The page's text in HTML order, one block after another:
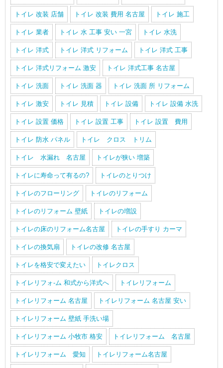
トイレ 改装 店舗 トイレ 改装 費用 名古屋 トイレ 施工
トイレ 業者 トイレ 水 工事 安い 一宮 トイレ 水洗
トイレ 洋式 トイレ 洋式 リフォーム トイレ 洋式 工事
トイレ 洋式リフォーム 激安 トイレ 洋式工事 名古屋
トイレ 洗面 トイレ 洗面 器 トイレ 洗面 所 リフォーム
トイレ 激安 トイレ 見積 トイレ 設備 トイレ 設備 水洗
トイレ 設置 価格 トイレ 設置 工事 トイレ 設置 費用
トイレ 防水 パネル トイレ クロス トリム
トイレ 水漏れ 名古屋 トイレが狭い 増築
トイレに寿命って有るの? トイレのとりつけ
トイレのフローリング トイレのリフォーム
トイレのリフォーム 壁紙 トイレの増設
トイレの床のリフォーム名古屋 トイレの手すり カーマ
トイレの換気扇 トイレの改修 名古屋
トイレを格安で変えたい トイレクロス
トイレリフォ-ム 和式から洋式へ トイレリフォーム
トイレリフォーム 名古屋 トイレリフォーム 名古屋 安い
トイレリフォーム 壁紙 手洗い場
トイレリフォーム 小牧市 格安 トイレリフォーム 名古屋
トイレリフォーム 愛知 トイレリフォーム名古屋